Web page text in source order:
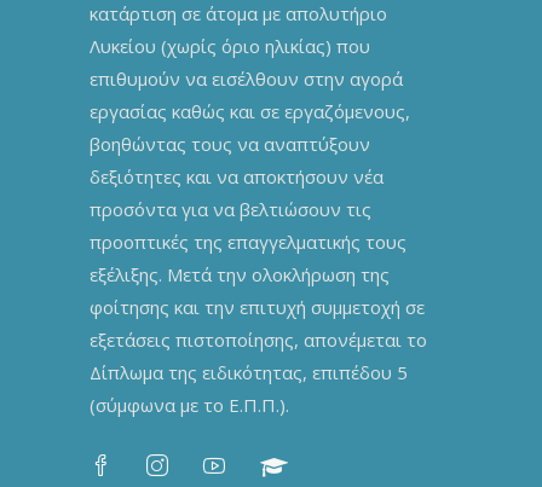
κατάρτιση σε άτομα με απολυτήριο
Λυκείου (χωρίς όριο ηλικίας) που
επιθυμούν να εισέλθουν στην αγορά
εργασίας καθώς και σε εργαζόμενους,
βοηθώντας τους να αναπτύξουν
δεξιότητες και να αποκτήσουν νέα
προσόντα για να βελτιώσουν τις
προοπτικές της επαγγελματικής τους
εξέλιξης. Μετά την ολοκλήρωση της
φοίτησης και την επιτυχή συμμετοχή σε
εξετάσεις πιστοποίησης, απονέμεται το
Δίπλωμα της ειδικότητας, επιπέδου 5
(σύμφωνα με το Ε.Π.Π.).